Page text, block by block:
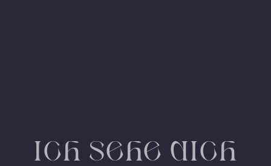
Ich sehe dich